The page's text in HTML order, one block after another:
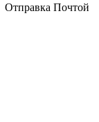
Отправка Почтой